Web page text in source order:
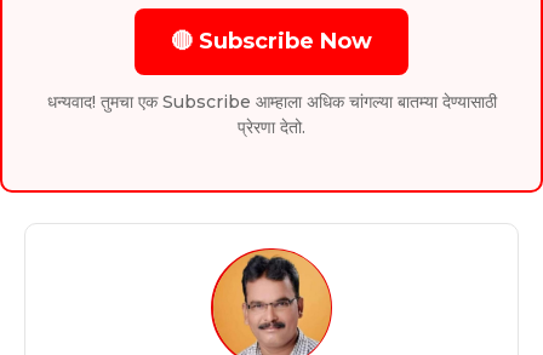
🔴 Subscribe Now
धन्यवाद! तुमचा एक Subscribe आम्हाला अधिक चांगल्या बातम्या देण्यासाठी
प्रेरणा देतो.